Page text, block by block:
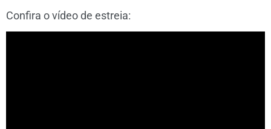
Confira o vídeo de estreia: